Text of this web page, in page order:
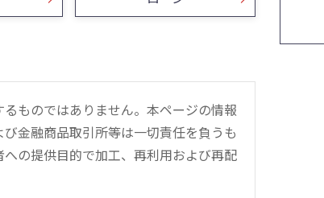
ものではありません。本ページの情報
金融商品取引所等は一切責任を負うも
の提供目的で加工、再利用および再配